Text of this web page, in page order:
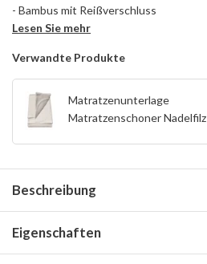
- Bambus mit Reißverschluss
Lesen Sie mehr
Verwandte Produkte
Matratzenunterlage
Matratzenschoner Nadelfilz
Beschreibung
Eigenschaften